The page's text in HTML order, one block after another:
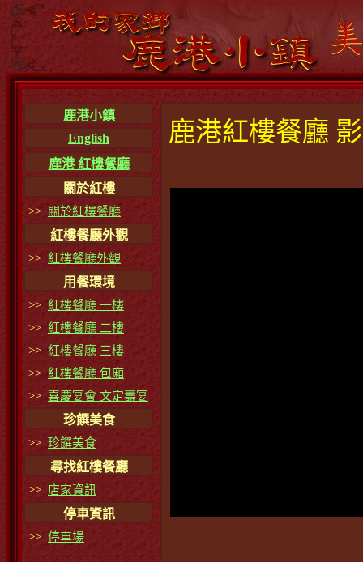
鹿港小鎮
English
鹿港 紅樓餐廳
關於紅樓
>> 關於紅樓餐廳
紅樓餐廳外觀
>> 紅樓餐廳外觀
用餐環境
>> 紅樓餐廳 一樓
>> 紅樓餐廳 二樓
>> 紅樓餐廳 三樓
>> 紅樓餐廳 包廂
>> 喜慶宴會 文定壽宴
珍饌美食
>> 珍饌美食
尋找紅樓餐廳
>> 店家資訊
停車資訊
>> 停車場
鹿港紅樓餐廳